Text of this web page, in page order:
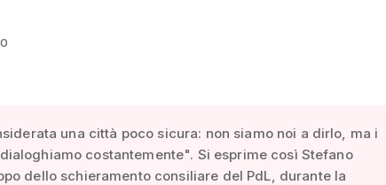
una città poco sicura: non siamo noi a dirlo, ma i
costantemente". Si esprime così Stefano
dello schieramento consiliare del PdL, durante la